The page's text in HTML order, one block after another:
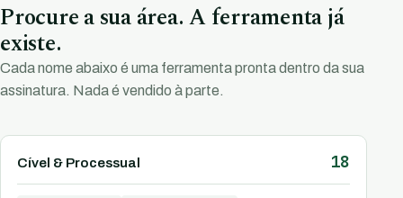
Procure a sua área. A ferramenta já
existe.
Cada nome abaixo é uma ferramenta pronta dentro da sua
assinatura. Nada é vendido à parte.
Cível & Processual 18